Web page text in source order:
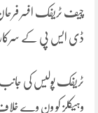
چیف ٹریفک افسر
ڈی ایس پی کے سرکاری
وہیکلز کو ون وے